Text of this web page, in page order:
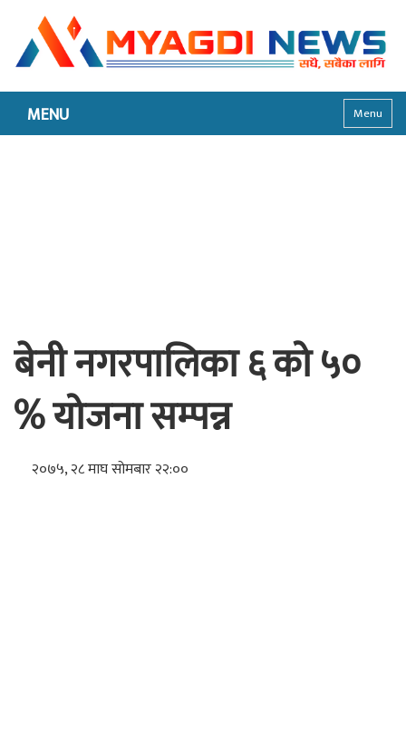
MENU Menu
बेनी नगरपालिका ६ को ५०
% योजना सम्पन्न
२०७५, २८ माघ सोमबार २२:००